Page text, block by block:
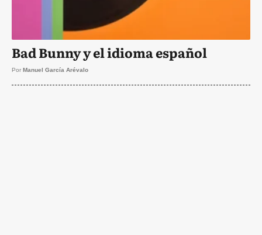
Bad Bunny y el idioma español
Por Manuel García Arévalo